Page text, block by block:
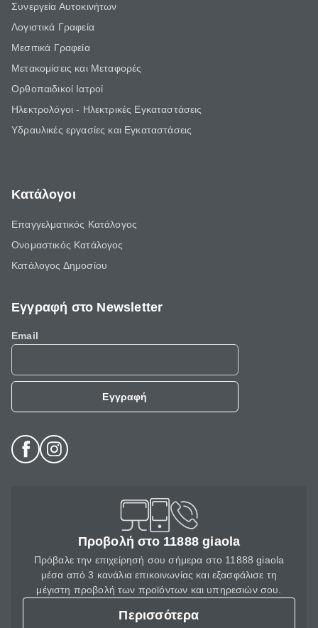
Συνεργεία Αυτοκινήτων
Λογιστικά Γραφεία
Μεσιτικά Γραφεία
Μετακομίσεις και Μεταφορές
Ορθοπαιδικοί Ιατροί
Ηλεκτρολόγοι - Ηλεκτρικές Εγκαταστάσεις
Υδραυλικές εργασίες και Εγκαταστάσεις
Κατάλογοι
Επαγγελματικός Κατάλογος
Ονομαστικός Κατάλογος
Κατάλογος Δημοσίου
Εγγραφή στο Newsletter
Email
Εγγραφή
Προβολή στο 11888 giaola
Πρόβαλε την επιχείρησή σου σήμερα στο 11888 giaola
μέσα από 3 κανάλια επικοινωνίας και εξασφάλισε τη
μέγιστη προβολή των προϊόντων και υπηρεσιών σου.
Περισσότερα